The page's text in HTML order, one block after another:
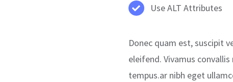
Use ALT Attributes
Donec quam est, suscipit
eleifend. Vivamus
tempus.ar nibh eget